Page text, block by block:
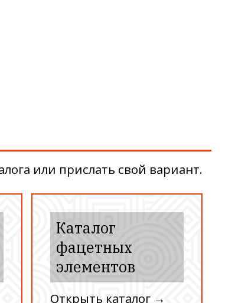
или прислать свой вариант.
Каталог
фацетных
элементов
Открыть каталог →